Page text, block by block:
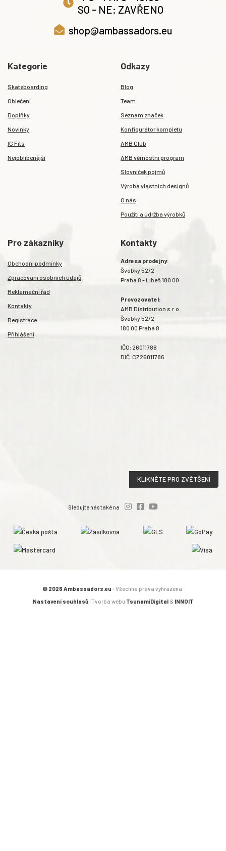
SO - NE: ZAVŘENO
shop@ambassadors.eu
Kategorie
Skateboarding
Oblečení
Doplňky
Novinky
IG Fits
Nejoblíbenější
Odkazy
Blog
Team
Seznam značek
Konfigurátor kompletu
AMB Club
AMB věrnostní program
Slovníček pojmů
Výroba vlastních designů
O nás
Použití a údržba výrobků
Pro zákazníky
Obchodní podmínky
Zpracování osobních údajů
Reklamační řád
Kontakty
Registrace
Přihlášení
Kontakty
Adresa prodejny:
Švábky 52/2
Praha 8 - Libeň 180 00
Provozovatel:
AMB Distribution s.r.o.
Švábky 52/2
180 00 Praha 8
IČO: 26011786
DIČ: CZ26011786
KLIKNĚTE PRO ZVĚTŠENÍ
Sledujte nás také na
© 2026 Ambassadors.eu - Všechna práva vyhrazena.
Nastavení souhlasů| Tvorba webu TsunamiDigital& INNOIT